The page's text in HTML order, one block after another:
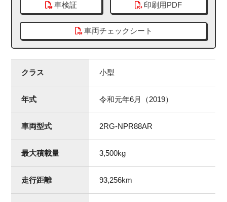
車検証 印刷用PDF
車両チェックシート
クラス 小型
年式 令和元年6月（2019）
車両型式 2RG-NPR88AR
最大積載量 3,500kg
走行距離 93,256km